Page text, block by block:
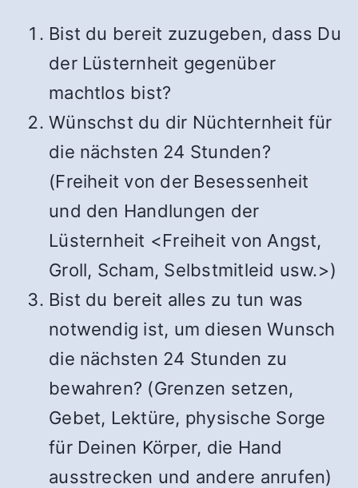
Bist du bereit zuzugeben, dass Du
der Lüsternheit gegenüber
machtlos bist?
Wünschst du dir Nüchternheit für
die nächsten 24 Stunden?
(Freiheit von der Besessenheit
und den Handlungen der
Lüsternheit <Freiheit von Angst,
Groll, Scham, Selbstmitleid usw.>)
Bist du bereit alles zu tun was
notwendig ist, um diesen Wunsch
die nächsten 24 Stunden zu
bewahren? (Grenzen setzen,
Gebet, Lektüre, physische Sorge
für Deinen Körper, die Hand
ausstrecken und andere anrufen)